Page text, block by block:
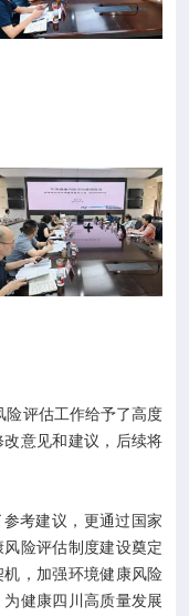
评估工作给予了高度
意见和建议，后续将
考建议，更通过国家
险评估制度建设奠定
，加强环境健康风险
健康四川高质量发展